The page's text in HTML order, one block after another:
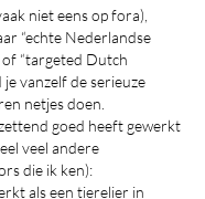
niet eens op fora),
“echte Nederlandse
“targeted Dutch
vanzelf de serieuze
netjes doen.
goed heeft gewerkt
veel andere
die ik ken):
als een tierelier in